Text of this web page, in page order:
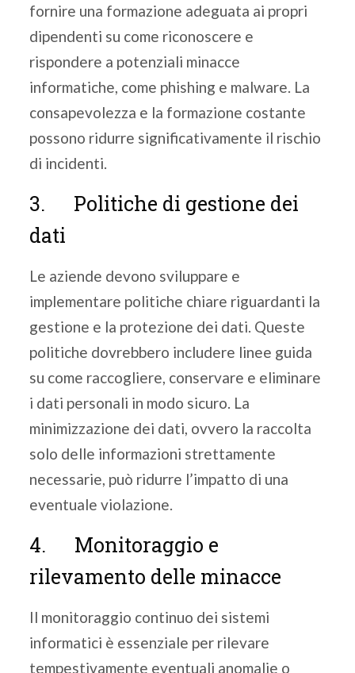
fornire una formazione adeguata ai propri
dipendenti su come riconoscere e
rispondere a potenziali minacce
informatiche, come phishing e malware. La
consapevolezza e la formazione costante
possono ridurre significativamente il rischio
di incidenti.
3. Politiche di gestione dei
dati
Le aziende devono sviluppare e
implementare politiche chiare riguardanti la
gestione e la protezione dei dati. Queste
politiche dovrebbero includere linee guida
su come raccogliere, conservare e eliminare
i dati personali in modo sicuro. La
minimizzazione dei dati, ovvero la raccolta
solo delle informazioni strettamente
necessarie, può ridurre l’impatto di una
eventuale violazione.
4. Monitoraggio e
rilevamento delle minacce
Il monitoraggio continuo dei sistemi
informatici è essenziale per rilevare
tempestivamente eventuali anomalie o